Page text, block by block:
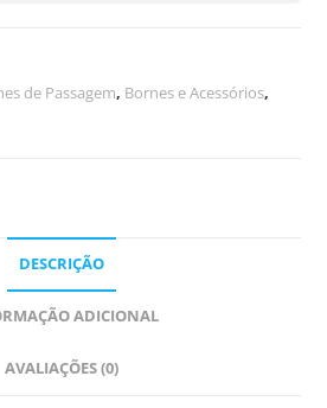
de Passagem, Bornes e Acessórios,
DESCRIÇÃO
ADICIONAL
AVALIAÇÕES (0)